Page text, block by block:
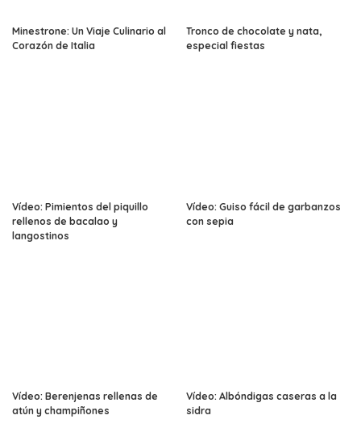
Minestrone: Un Viaje Culinario al
Corazón de Italia
Tronco de chocolate y nata,
especial fiestas
Vídeo: Pimientos del piquillo
rellenos de bacalao y
langostinos
Vídeo: Guiso fácil de garbanzos
con sepia
Vídeo: Berenjenas rellenas de
atún y champiñones
Vídeo: Albóndigas caseras a la
sidra